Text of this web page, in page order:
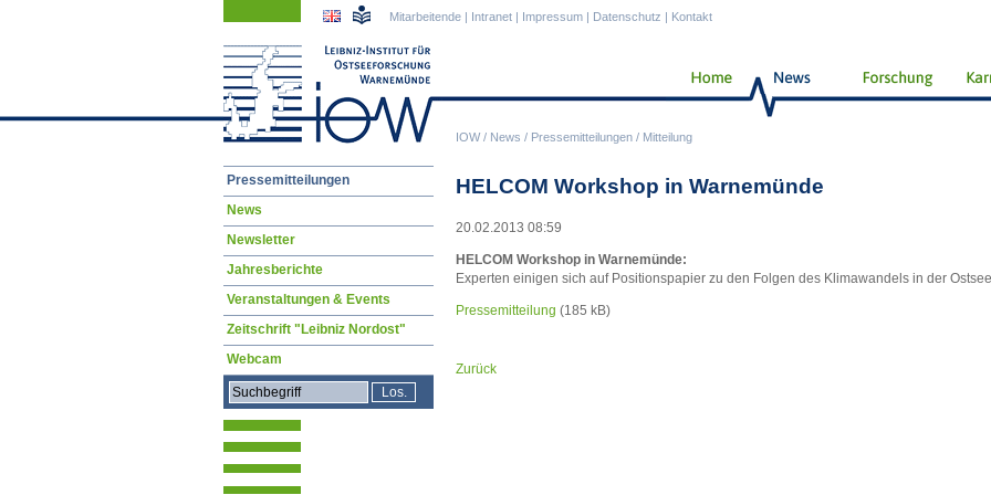
IOW/ News / Pressemitteilungen / Mitteilung
Mitarbeitende | Intranet | Impressum | Datenschutz | Kontakt
HELCOM Workshop in Warnemünde
20.02.2013 08:59
HELCOM Workshop in Warnemünde:
Experten einigen sich auf Positionspapier zu den Folgen des Klimawandels in der
Pressemitteilung (185 kB)
Zurück
Navigation
Pressemitteilungen
News
Newsletter
Jahresberichte
Veranstaltungen & Events
Zeitschrift "Leibniz Nordost"
Webcam